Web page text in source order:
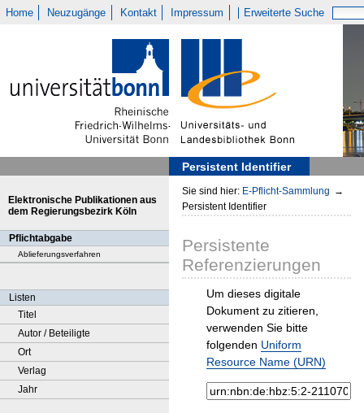
Home Neuzugänge Kontakt Impressum Erweiterte Suche
Persistent Identifier
Elektronische Publikationen aus
dem Regierungsbezirk Köln
Pflichtabgabe
Ablieferungsverfahren
Listen
Titel
Autor / Beteiligte
Ort
Verlag
Jahr
Sie sind hier: E-Pflicht-Sammlung →
Persistent Identifier
Persistente
Referenzierungen
Um dieses digitale
Dokument zu zitieren,
verwenden Sie bitte
folgenden Uniform
Resource Name (URN)